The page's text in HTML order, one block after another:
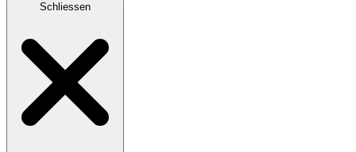
Schliessen